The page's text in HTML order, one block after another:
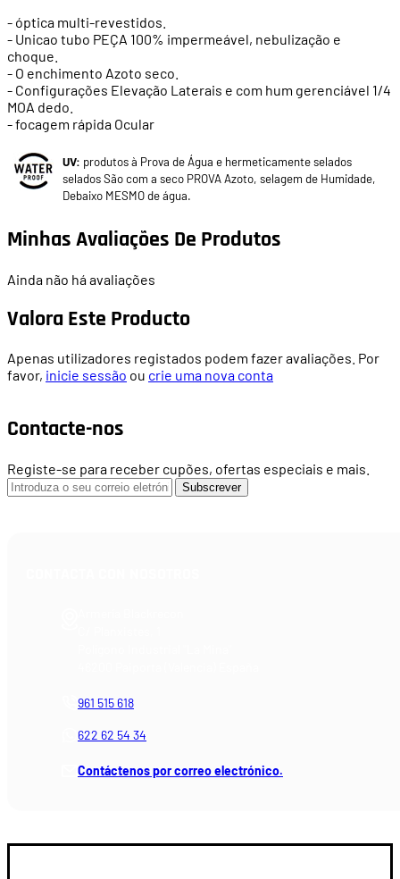
- óptica multi-revestidos.
- Unicao tubo PEÇA 100% impermeável, nebulização e
choque.
- O enchimento Azoto seco.
- Configurações Elevação Laterais e com hum gerenciável 1/4
MOA dedo.
- focagem rápida Ocular
UV: produtos à Prova de Água e hermeticamente selados
selados São com a seco PROVA Azoto, selagem de Humidade,
Debaixo MESMO de água.
Minhas Avaliações De Produtos
Ainda não há avaliações
Valora Este Producto
Apenas utilizadores registados podem fazer avaliações. Por
favor, inicie sessão ou crie uma nova conta
Contacte-nos
Registe-se para receber cupões, ofertas especiais e mais.
Subscrever
961 515 618
622 62 54 34
Contáctenos por correo electrónico.